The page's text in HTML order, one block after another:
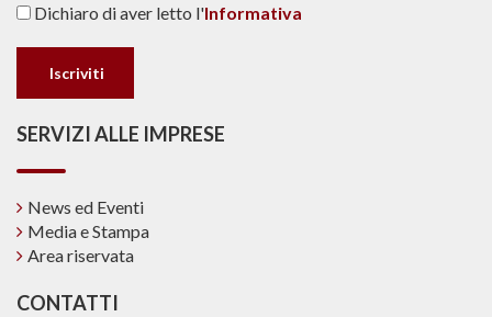
Dichiaro di aver letto l'Informativa
SERVIZI ALLE IMPRESE
News ed Eventi
Media e Stampa
Area riservata
CONTATTI